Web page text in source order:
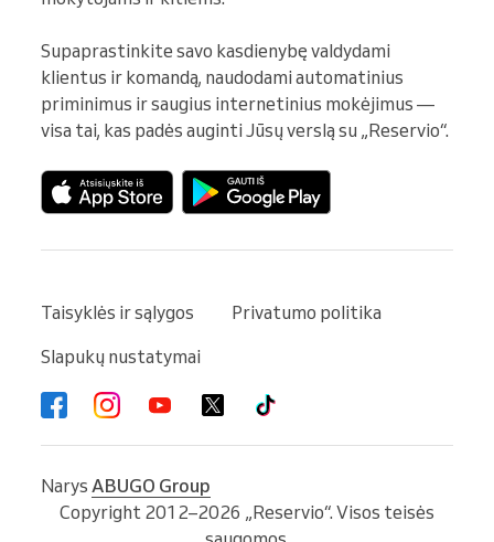
Supaprastinkite savo kasdienybę valdydami
klientus ir komandą, naudodami automatinius
priminimus ir saugius internetinius mokėjimus —
visa tai, kas padės auginti Jūsų verslą su „Reservio“.
Taisyklės ir sąlygos
Privatumo politika
Slapukų nustatymai
Narys ABUGO Group
Copyright 2012–2026 „Reservio“. Visos teisės